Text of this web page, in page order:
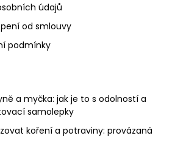
údajů
od smlouvy
podmínky
a myčka: jak je to s odolností a
samolepky
koření a potraviny: provázaná